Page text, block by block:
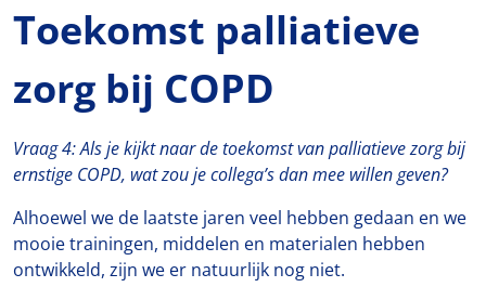
Toekomst palliatieve
zorg bij COPD
Vraag 4: Als je kijkt naar de toekomst van palliatieve zorg bij
ernstige COPD, wat zou je collega’s dan mee willen geven?
Alhoewel we de laatste jaren veel hebben gedaan en we
mooie trainingen, middelen en materialen hebben
ontwikkeld, zijn we er natuurlijk nog niet.